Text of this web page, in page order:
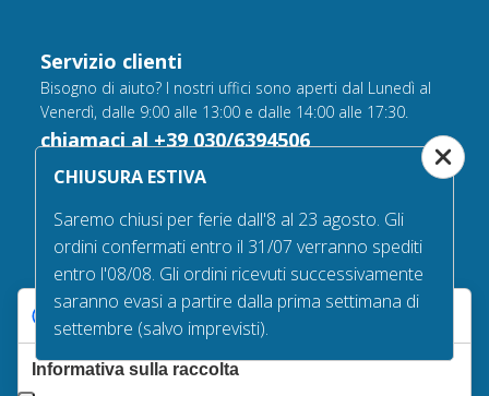
Servizio clienti
Bisogno di aiuto? I nostri uffici sono aperti dal Lunedì al
Venerdì, dalle 9:00 alle 13:00 e dalle 14:00 alle 17:30.
chiamaci al +39 030/6394506
Gioca con noi
Scarica l'app game per qualche ora di divertimento
CHIUSURA ESTIVA
Saremo chiusi per ferie dall'8 al 23 agosto. Gli
ordini confermati entro il 31/07 verranno spediti
entro l'08/08. Gli ordini ricevuti successivamente
saranno evasi a partire dalla prima settimana di
settembre (salvo imprevisti).
Le tue preferenze relative alla privacy
Informativa sulla raccolta